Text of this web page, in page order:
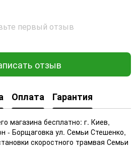
первый отзыв
отзыв
Оплата Гарантия
магазина бесплатно: г. Киев,
- Борщаговка ул. Семьи Стешенко,
скоростного трамвая Семьи